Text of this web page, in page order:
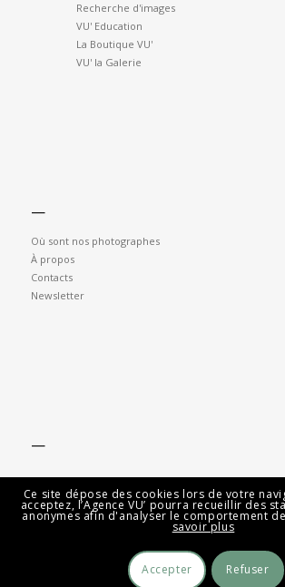
Recherche d'images
VU' Education
La Boutique VU'
VU' la Galerie
—
Où sont nos photographes
À propos
Contacts
Newsletter
—
Mentions légales
Ce site dépose des cookies lors de votre
acceptez, l’Agence VU’ pourra recueillir des
anonymes afin d'analyser le comportement
savoir plus
Accepter Refuser